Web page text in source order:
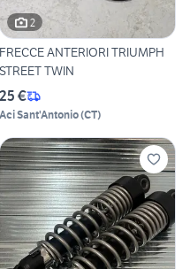
2
FRECCE ANTERIORI TRIUMPH
STREET TWIN
25 €
Aci Sant'Antonio(CT)